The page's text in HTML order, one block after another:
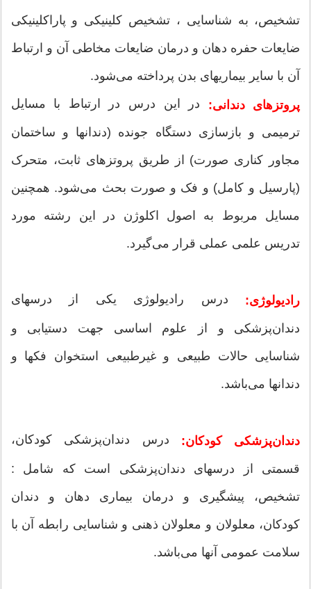
تشخیص، به شناسایی ، تشخیص کلینیکی و پاراکلینیکی
ضایعات حفره دهان و درمان ضایعات مخاطی آن و ارتباط
آن با سایر بیماریهای بدن پرداخته می‌شود.
پروتزهای دندانی: در این درس در ارتباط با مسایل
ترمیمی و بازسازی دستگاه جونده (دندانها و ساختمان
مجاور کناری صورت) از طریق پروتزهای ثابت، متحرک
(پارسیل و کامل) و فک و صورت بحث می‌شود. همچنین
مسایل مربوط به اصول اکلوژن در این رشته مورد
تدریس علمی عملی قرار می‌گیرد.
رادیولوژی: درس رادیولوژی یکی از درسهای
دندان‌پزشکی و از علوم اساسی جهت دستیابی و
شناسایی حالات طبیعی و غیرطبیعی استخوان فکها و
دندانها می‌باشد.
دندان‌پزشکی کودکان: درس دندان‌پزشکی کودکان،
قسمتی از درسهای دندان‌پزشکی است که شامل :
تشخیص، پیشگیری و درمان بیماری‌ دهان و دندان
کودکان، معلولان و معلولان ذهنی و شناسایی رابطه آن با
سلامت عمومی آنها می‌باشد.